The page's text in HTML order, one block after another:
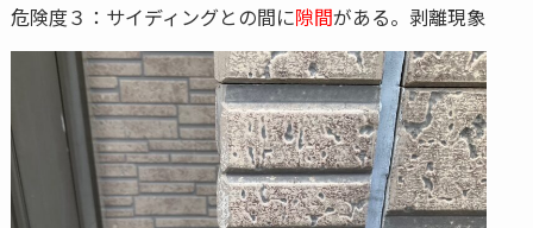
危険度３：サイディングとの間に隙間がある。剥離現象